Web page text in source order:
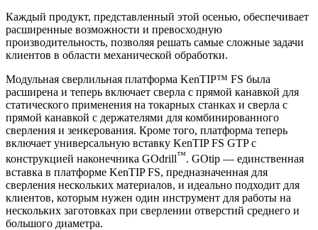
Каждый продукт, представленный этой осенью, обеспечивает
расширенные возможности и превосходную
производительность, позволяя решать самые сложные задачи
клиентов в области механической обработки.
Модульная сверлильная платформа KenTIP™ FS была
расширена и теперь включает сверла с прямой канавкой для
статического применения на токарных станках и сверла с
прямой канавкой с держателями для комбинированного
сверления и зенкерования. Кроме того, платформа теперь
включает универсальную вставку KenTIP FS GTP с
конструкцией наконечника GOdrill™. GOtip — единственная
вставка в платформе KenTIP FS, предназначенная для
сверления нескольких материалов, и идеально подходит для
клиентов, которым нужен один инструмент для работы на
нескольких заготовках при сверлении отверстий среднего и
большого диаметра.